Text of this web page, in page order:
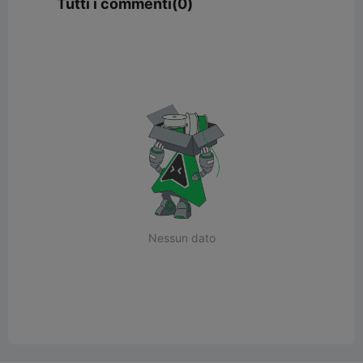
Tutti i commenti(0)
Nessun dato